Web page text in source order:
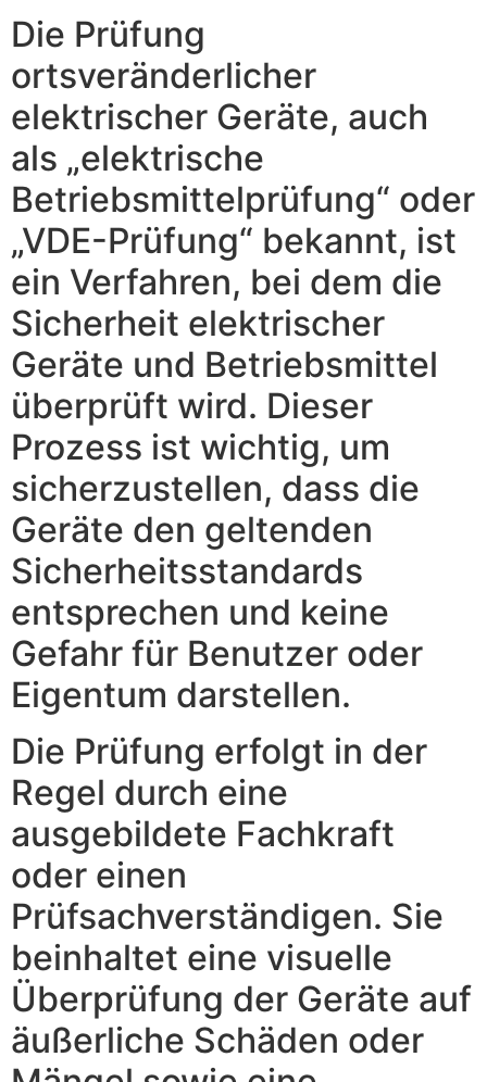
Die Prüfung
ortsveränderlicher
elektrischer Geräte, auch
als „elektrische
Betriebsmittelprüfung“ oder
„VDE-Prüfung“ bekannt, ist
ein Verfahren, bei dem die
Sicherheit elektrischer
Geräte und Betriebsmittel
überprüft wird. Dieser
Prozess ist wichtig, um
sicherzustellen, dass die
Geräte den geltenden
Sicherheitsstandards
entsprechen und keine
Gefahr für Benutzer oder
Eigentum darstellen.
Die Prüfung erfolgt in der
Regel durch eine
ausgebildete Fachkraft
oder einen
Prüfsachverständigen. Sie
beinhaltet eine visuelle
Überprüfung der Geräte auf
äußerliche Schäden oder